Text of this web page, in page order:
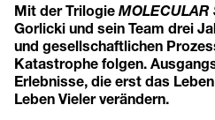
Mit der Trilogie MOLECULAR
Gorlicki und sein Team drei
und gesellschaftlichen
Katastrophe folgen.
Erlebnisse, die erst das
Leben Vieler verändern.